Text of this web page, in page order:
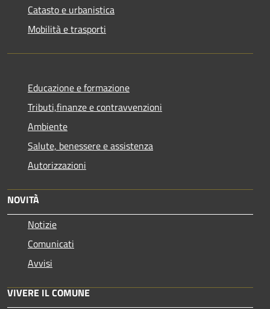
Catasto e urbanistica
Mobilità e trasporti
Educazione e formazione
Tributi,finanze e contravvenzioni
Ambiente
Salute, benessere e assistenza
Autorizzazioni
NOVITÀ
Notizie
Comunicati
Avvisi
VIVERE IL COMUNE